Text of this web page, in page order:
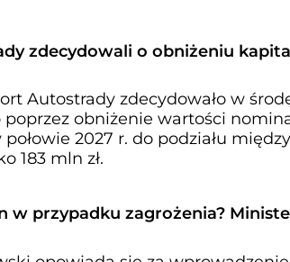
zdecydowali o obniżeniu
Autostrady zdecydowało w
poprzez obniżenie wartości
2027 r. do podziału między
183 mln zł.
w przypadku zagrożenia?